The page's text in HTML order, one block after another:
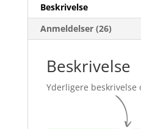
Beskrivelse
Anmeldelser (26)
Beskrivelse
Yderligere